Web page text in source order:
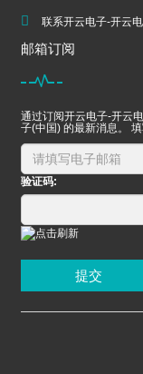
联系开云电子-开云
邮箱订阅
通过订阅开云电子-开云
子(中国) 的最新消息。
验证码:
提交